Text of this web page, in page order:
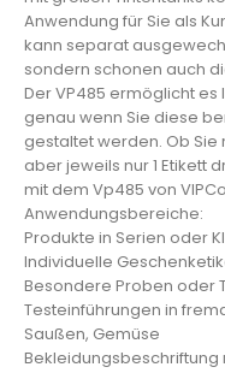
Anwendung für Sie als
kann separat
sondern schonen auch
Der VP485 ermöglicht
genau wenn Sie diese
gestaltet werden. Ob
aber jeweils nur 1 Etikett
mit dem Vp485 von
Anwendungsbereiche:
Produkte in Serien oder
Individuelle
Besondere Proben oder
Testeinführungen in
Saußen, Gemüse
Bekleidungsbeschriftung